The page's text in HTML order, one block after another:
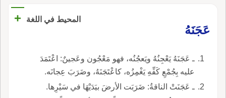
المحيط في اللغة
+
عَجَنَهُ
ـ عَجَنَهُ يَعْجِنُهُ ويَعجُنُه، فهو مَعْجُون وعَجينٌ: اعْتَمَدَ
عليه بِجُمْعِ كَفِّهِ يَغْمِزُه، كاعْتَجَنَهُ، وضَرَبَ عِجانَه.
ـ عَجَنَتْ الناقةُ: ضَرَبَت الأرضَ بيَدَيْهَا في سَيْرِها.